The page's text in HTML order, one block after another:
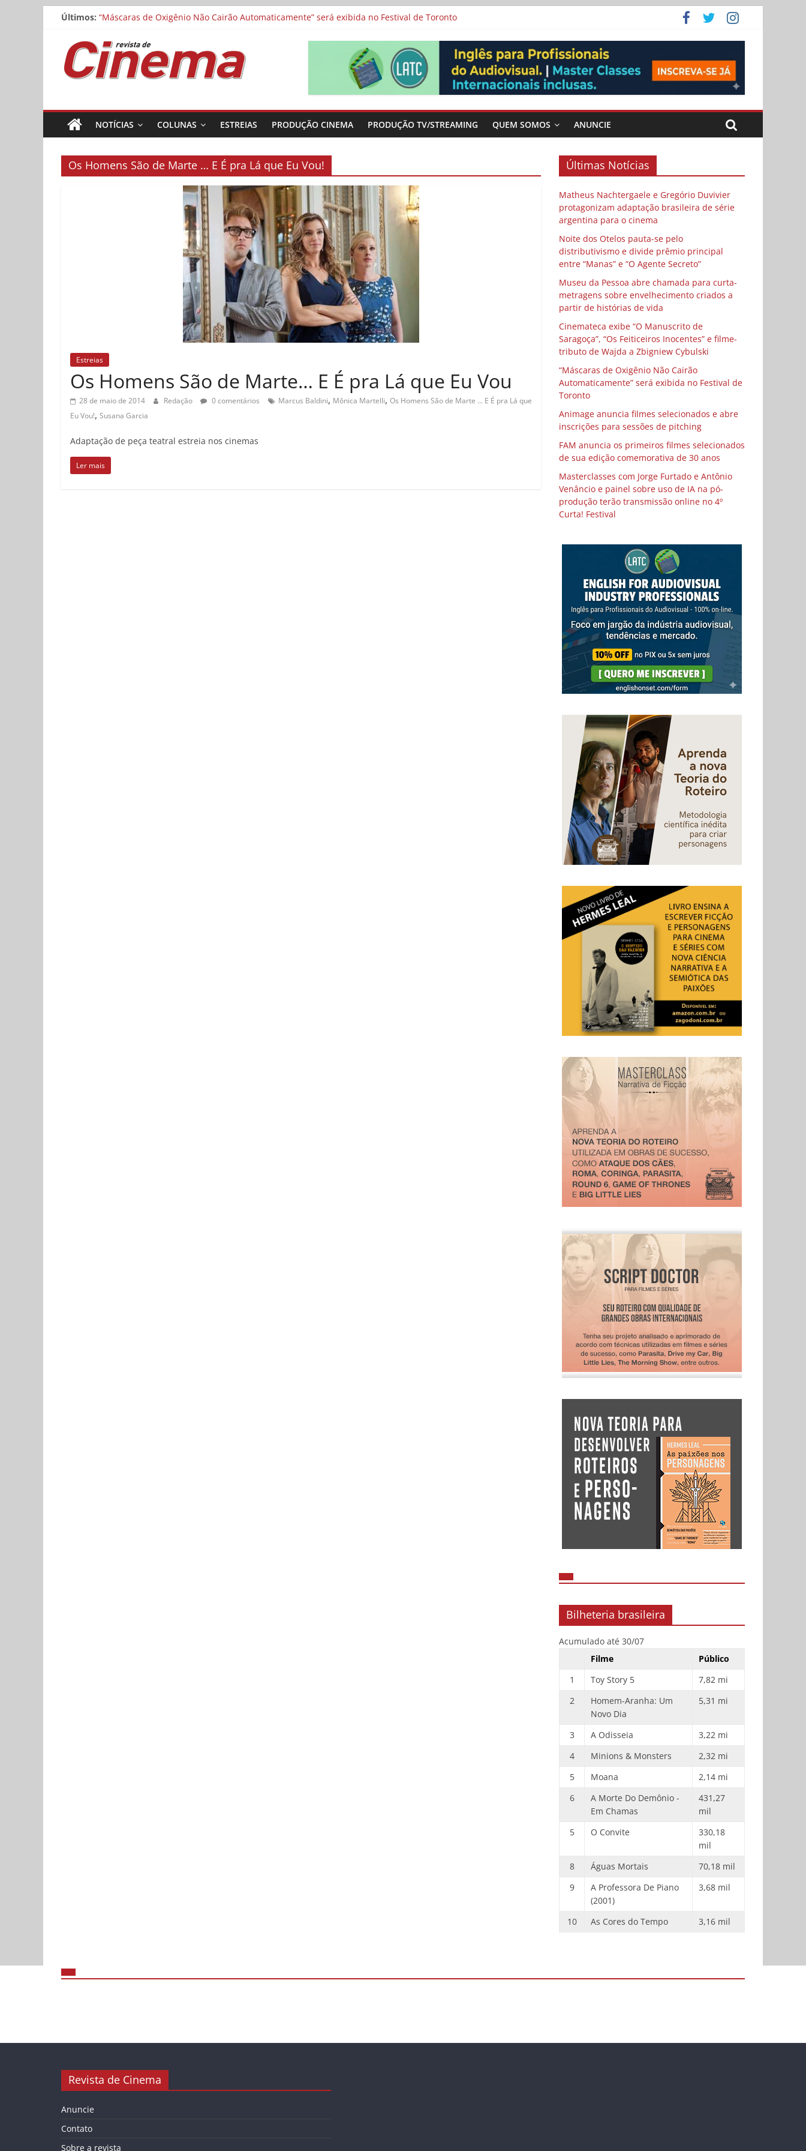
Pular
conteúdo
Últimos:
Cinemateca exibe “O Manuscrito de Saragoça”, “Os Feiticeiros Inocentes” e filme-tributo de Wajda a Zbigniew Cybulski
“Máscaras de Oxigênio Não Cairão Automaticamente” será exibida no Festival de Toronto
Noite dos Otelos pauta-se pelo distributivismo e divide prêmio principal entre “Manas” e “O Agente Secreto”
Museu da Pessoa abre chamada para curta-metragens sobre envelhecimento criados a partir de histórias de vida
Revista
de
Cinema
NOTÍCIAS COLUNAS ESTREIAS PRODUÇÃO CINEMA PRODUÇÃO TV/STREAMING QUEM SOMOS ANUNCIE
Os Homens São de Marte … E É pra Lá que Eu Vou!
Estreias
Os Homens São de Marte… E É pra Lá que Eu Vou
28 de maio de 2014 Redação 0 comentários Marcus Baldini, Mônica Martelli, Os Homens São de Marte ... E É pra Lá que
Eu Vou!, Susana Garcia
Adaptação de peça teatral estreia nos cinemas
Ler mais
Últimas Notícias
Matheus Nachtergaele e Gregório Duvivier
protagonizam adaptação brasileira de série
argentina para o cinema
Noite dos Otelos pauta-se pelo
distributivismo e divide prêmio principal
entre “Manas” e “O Agente Secreto”
Museu da Pessoa abre chamada para curta-
metragens sobre envelhecimento criados a
partir de histórias de vida
Cinemateca exibe “O Manuscrito de
Saragoça”, “Os Feiticeiros Inocentes” e filme-
tributo de Wajda a Zbigniew Cybulski
“Máscaras de Oxigênio Não Cairão
Automaticamente” será exibida no Festival de
Toronto
Animage anuncia filmes selecionados e abre
inscrições para sessões de pitching
FAM anuncia os primeiros filmes selecionados
de sua edição comemorativa de 30 anos
Masterclasses com Jorge Furtado e Antônio
Venâncio e painel sobre uso de IA na pó-
produção terão transmissão online no 4º
Curta! Festival
Bilheteria brasileira
Acumulado até 30/07
Filme
Público
1
Toy Story 5
7,82 mi
2
Homem-Aranha: Um
Novo Dia
5,31 mi
3 A Odisseia
3,22 mi
4
Minions & Monsters
2,32 mi
5
Moana
2,14 mi
6
A Morte Do Demônio -
Em Chamas
431,27
mil
5
O Convite
330,18
mil
8
Águas Mortais
70,18 mil
9
A Professora De Piano
(2001)
3,68 mil
10 As Cores do Tempo 3,16 mil
Revista de Cinema
Anuncie
Contato
Sobre a revista